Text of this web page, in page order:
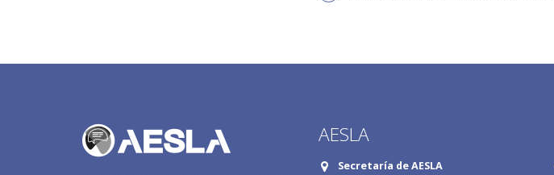
AESLA
Secretaría de AESLA